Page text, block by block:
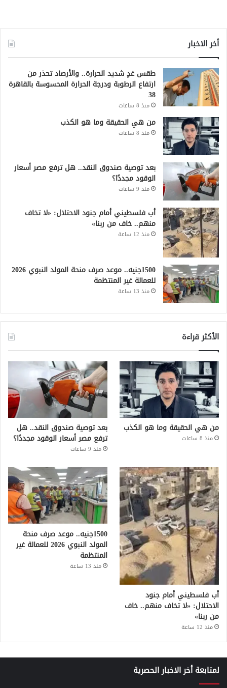
أخر الاخبار
طقس غدٍ شديد الحرارة.. والأرصاد تحذر من
ارتفاع الرطوبة ودرجة الحرارة المحسوسة بالقاهرة
38
منذ 8 ساعات
من هي الحقيقة وما هو الكذب
منذ 8 ساعات
بعد توصية صندوق النقد.. هل ترفع مصر أسعار
الوقود مجددًا؟
منذ 9 ساعات
أب فلسطيني أمام جنود الاحتلال: «لا تخاف
منهم.. خاف من ربنا»
منذ 12 ساعة
1500جنيه.. موعد صرف منحة المولد النبوي 2026
للعمالة غير المنتظمة
منذ 13 ساعة
الأكثر قراءة
من هي الحقيقة وما هو الكذب
منذ 8 ساعات
بعد توصية صندوق النقد.. هل
ترفع مصر أسعار الوقود مجددًا؟
منذ 9 ساعات
أب فلسطيني أمام جنود
الاحتلال: «لا تخاف منهم.. خاف
من ربنا»
منذ 12 ساعة
1500جنيه.. موعد صرف منحة
المولد النبوي 2026 للعمالة غير
المنتظمة
منذ 13 ساعة
لمتابعة أخر الاخبار الحصرية